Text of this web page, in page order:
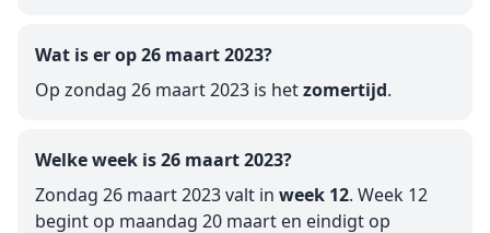
Wat is er op 26 maart 2023?
Op zondag 26 maart 2023 is hetzomertijd.
Welke week is 26 maart 2023?
Zondag 26 maart 2023 valt in week 12. Week 12
begint op maandag 20 maart en eindigt op